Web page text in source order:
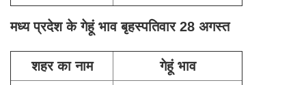
मध्य प्रदेश के गेहूं भाव बृहस्पतिवार 28 अगस्त
शहर का नाम
गेहूं भाव